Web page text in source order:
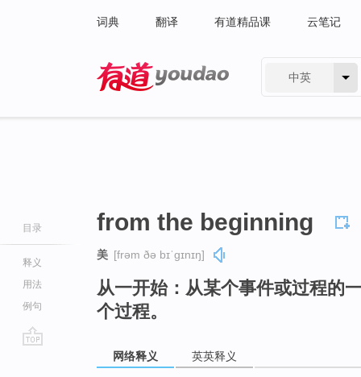
词典 翻译 有道精品课 云笔记
中英
目录
释义
用法
例句
from the beginning
美 [frəm ðə bɪˈɡɪnɪŋ]
从一开始：从某个事件或过程的
个过程。
网络释义 英英释义